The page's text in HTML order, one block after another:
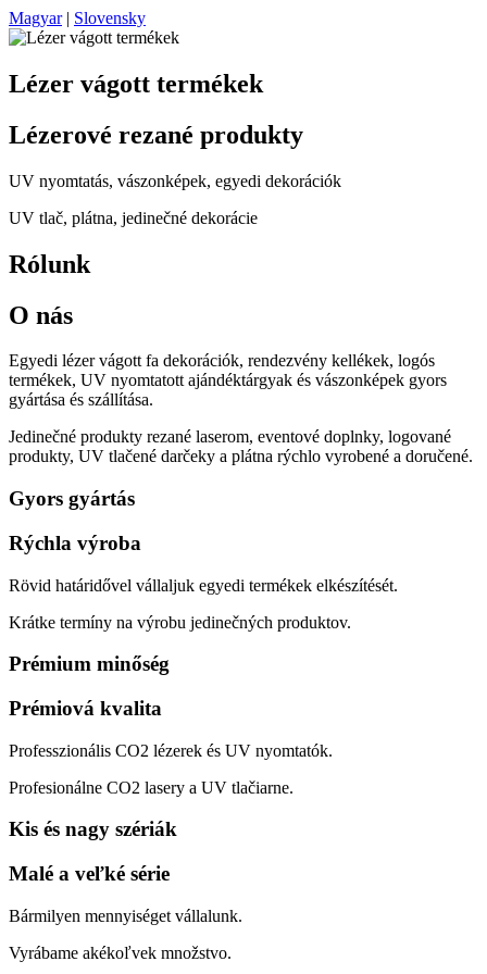
Magyar| Slovensky
Lézer vágott termékek
Lézerové rezané produkty
UV nyomtatás, vászonképek, egyedi dekorációk
UV tlač, plátna, jedinečné dekorácie
Rólunk
O nás
Egyedi lézer vágott fa dekorációk, rendezvény kellékek, logós
termékek, UV nyomtatott ajándéktárgyak és vászonképek gyors
gyártása és szállítása.
Jedinečné produkty rezané laserom, eventové doplnky, logované
produkty, UV tlačené darčeky a plátna rýchlo vyrobené a doručené.
Gyors gyártás
Rýchla výroba
Rövid határidővel vállaljuk egyedi termékek elkészítését.
Krátke termíny na výrobu jedinečných produktov.
Prémium minőség
Prémiová kvalita
Professzionális CO2 lézerek és UV nyomtatók.
Profesionálne CO2 lasery a UV tlačiarne.
Kis és nagy szériák
Malé a veľké série
Bármilyen mennyiséget vállalunk.
Vyrábame akékoľvek množstvo.